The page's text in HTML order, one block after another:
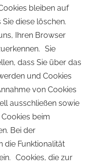
bleiben auf
diese löschen.
Ihren Browser
Sie
dass Sie über das
und Cookies
von Cookies
ausschließen sowie
beim
Bei der
die Funktionalität
Cookies, die zur